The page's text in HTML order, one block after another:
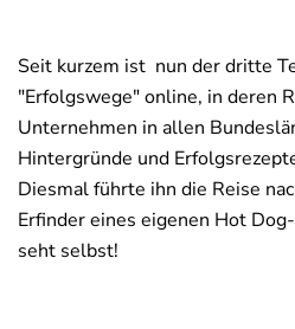
Seit kurzem ist nun der dritte
"Erfolgswege" online, in deren
Unternehmen in allen
Hintergründe und
Diesmal führte ihn die Reise
Erfinder eines eigenen Hot
seht selbst!